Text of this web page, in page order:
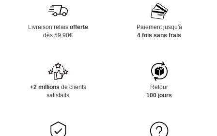
Livraison relais offerte
dès 59,90€
Paiement jusqu'à
4 fois sans frais
+2 millions de clients
satisfaits
Retour
100 jours